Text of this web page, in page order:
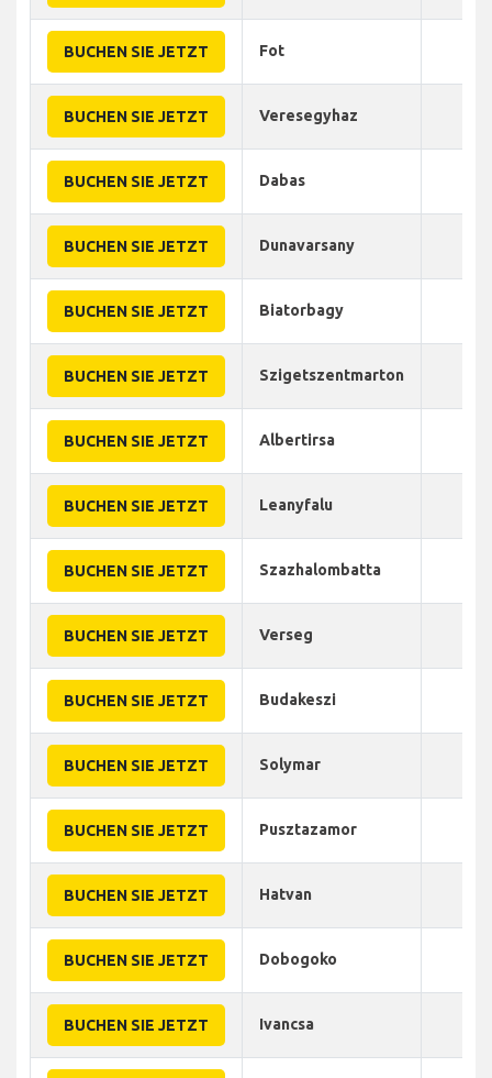
BUCHEN SIE JETZT Fot
BUCHEN SIE JETZT Veresegyhaz
BUCHEN SIE JETZT Dabas
BUCHEN SIE JETZT Dunavarsany
BUCHEN SIE JETZT Biatorbagy
BUCHEN SIE JETZT Szigetszentmarton
BUCHEN SIE JETZT Albertirsa
BUCHEN SIE JETZT Leanyfalu
BUCHEN SIE JETZT Szazhalombatta
BUCHEN SIE JETZT Verseg
BUCHEN SIE JETZT Budakeszi
BUCHEN SIE JETZT Solymar
BUCHEN SIE JETZT Pusztazamor
BUCHEN SIE JETZT Hatvan
BUCHEN SIE JETZT Dobogoko
BUCHEN SIE JETZT Ivancsa